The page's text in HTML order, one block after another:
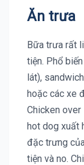
Ăn trưa
Bữa trưa rất
tiện. Phổ
lát),
hoặc các xe
Chicken over
hot dog xuất
đặc trưng
tiện và no.